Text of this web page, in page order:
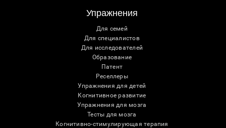
Упражнения
Для семей
Для специалистов
Для исследователей
Образование
Патент
Реселлеры
Упражнения для детей
Когнитивное развитие
Упражнения для мозга
Тесты для мозга
Когнитивно-стимулирующая терапия